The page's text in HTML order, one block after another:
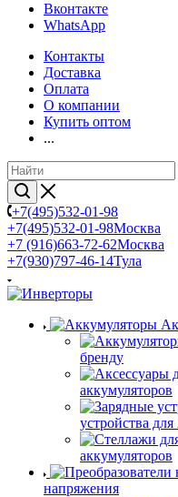
Вконтакте
WhatsApp
Контакты
Доставка
Оплата
О компании
Купить оптом
...
+7(495)532-01-98
+7(495)532-01-98Москва
+7 (916)663-72-62Москва
+7(930)797-46-14Тула
бренду
аккумуляторов
устройства
аккумуляторов
напряжения